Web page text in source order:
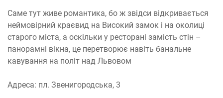
Саме тут живе романтика, бо ж звідси відкривається
неймовірний краєвид на Високий замок і на околиці
старого міста, а оскільки у ресторані замість стін –
панорамні вікна, це перетворює навіть банальне
кавування на політ над Львовом
Адреса: пл. Звенигородська, 3